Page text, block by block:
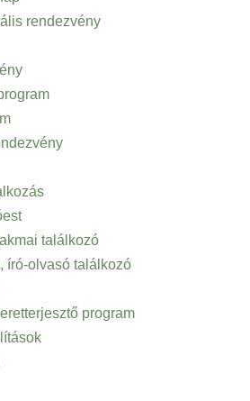
rendezvény
találkozó
író-olvasó találkozó
program